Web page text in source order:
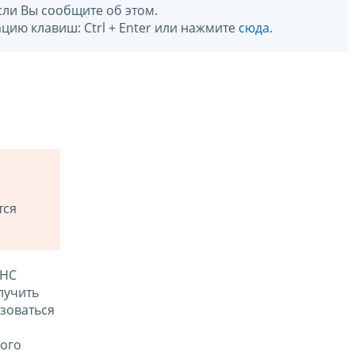
Вы сообщите об этом.
клавиш: Ctrl + Enter или нажмите сюда.